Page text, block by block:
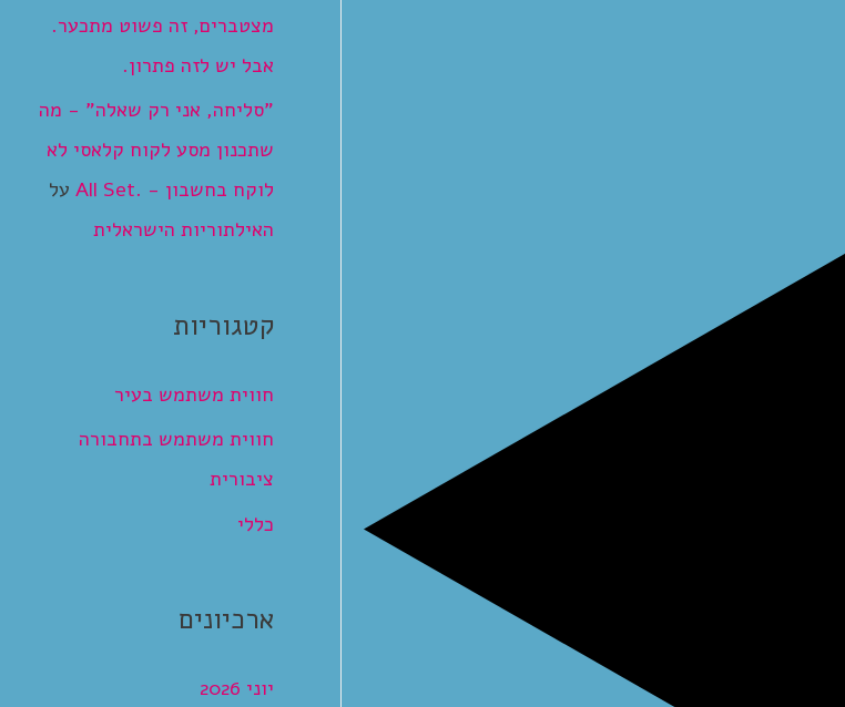
מצטברים, זה פשוט מתכער.
אבל יש לזה פתרון.
"סליחה, אני רק שאלה" - מה
שתכנון מסע לקוח קלאסי לא
לוקח בחשבון - .All Set
על
האילתוריות הישראלית
קטגוריות
חווית משתמש בעיר
חווית משתמש בתחבורה
ציבורית
כללי
ארכיונים
יוני 2026